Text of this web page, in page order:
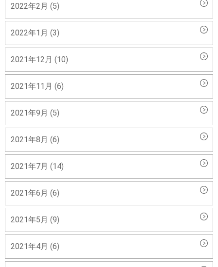
2022年2月 (5)
2022年1月 (3)
2021年12月 (10)
2021年11月 (6)
2021年9月 (5)
2021年8月 (6)
2021年7月 (14)
2021年6月 (6)
2021年5月 (9)
2021年4月 (6)